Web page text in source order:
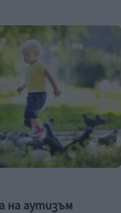
на аутизъм